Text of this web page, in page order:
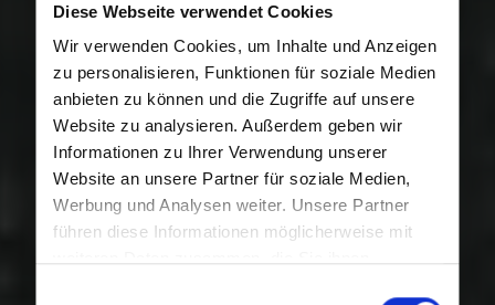
Diese Webseite verwendet Cookies
Wir verwenden Cookies, um Inhalte und Anzeigen
zu personalisieren, Funktionen für soziale Medien
anbieten zu können und die Zugriffe auf unsere
Website zu analysieren. Außerdem geben wir
Informationen zu Ihrer Verwendung unserer
Website an unsere Partner für soziale Medien,
Werbung und Analysen weiter. Unsere Partner
führen diese Informationen möglicherweise mit